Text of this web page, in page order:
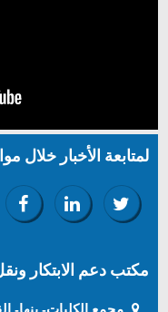
لمتابعة الأخبار خلال
مكتب دعم الابتكار